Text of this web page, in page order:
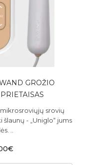
GROŽIO
mikrosroviųjų srovių
- „Uniglo“ jums
..